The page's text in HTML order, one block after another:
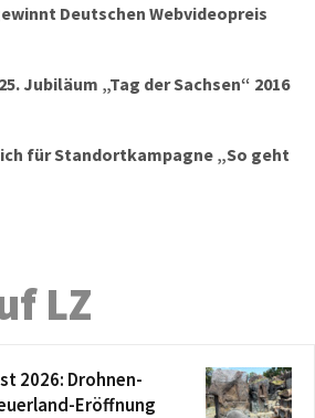
Deutschen Webvideopreis
Jubiläum „Tag der Sachsen“ 2016
für Standortkampagne „So geht
LZ
2026: Drohnen-
Eröffnung